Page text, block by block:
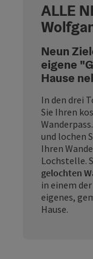
ALLE
Neun
eigene
Hause
In den drei
Sie Ihren
und lochen
Ihren
Lochstelle.
gelochten
in einem
eigenes,
Hause.